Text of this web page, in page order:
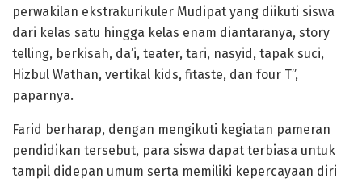
perwakilan ekstrakurikuler Mudipat yang diikuti siswa
dari kelas satu hingga kelas enam diantaranya, story
telling, berkisah, da’i, teater, tari, nasyid, tapak suci,
Hizbul Wathan, vertikal kids, fitaste, dan four T”,
paparnya.
Farid berharap, dengan mengikuti kegiatan pameran
pendidikan tersebut, para siswa dapat terbiasa untuk
tampil didepan umum serta memiliki kepercayaan diri